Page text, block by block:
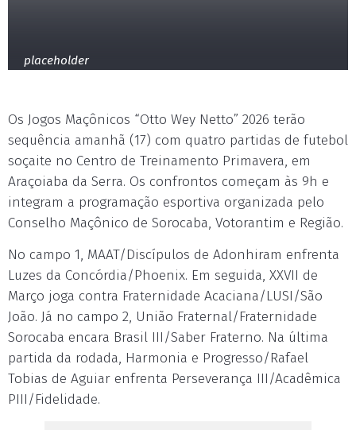
placeholder
Os Jogos Maçônicos “Otto Wey Netto” 2026 terão
sequência amanhã (17) com quatro partidas de futebol
soçaite no Centro de Treinamento Primavera, em
Araçoiaba da Serra. Os confrontos começam às 9h e
integram a programação esportiva organizada pelo
Conselho Maçônico de Sorocaba, Votorantim e Região.
No campo 1, MAAT/Discípulos de Adonhiram enfrenta
Luzes da Concórdia/Phoenix. Em seguida, XXVII de
Março joga contra Fraternidade Acaciana/LUSI/São
João. Já no campo 2, União Fraternal/Fraternidade
Sorocaba encara Brasil III/Saber Fraterno. Na última
partida da rodada, Harmonia e Progresso/Rafael
Tobias de Aguiar enfrenta Perseverança III/Acadêmica
PIII/Fidelidade.